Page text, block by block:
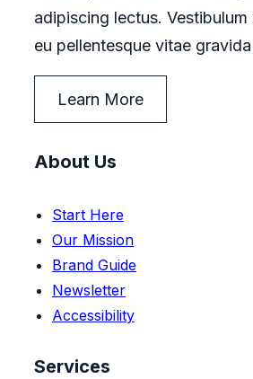
adipiscing lectus.
eu pellentesque vitae
Learn More
About Us
Start Here
Our Mission
Brand Guide
Newsletter
Accessibility
Services